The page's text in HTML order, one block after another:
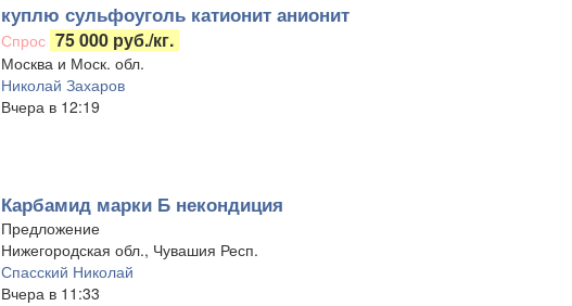
куплю сульфоуголь катионит анионит
Спрос 75 000 руб./кг.
Москва и Моск. обл.
Николай Захаров
Вчера в 12:19
Карбамид марки Б некондиция
Предложение
Нижегородская обл., Чувашия Респ.
Спасский Николай
Вчера в 11:33